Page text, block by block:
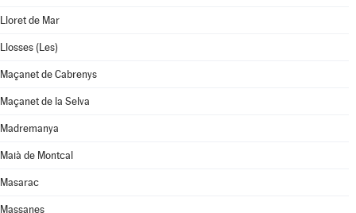
Lloret de Mar
Llosses (Les)
Maçanet de Cabrenys
Maçanet de la Selva
Madremanya
Maià de Montcal
Masarac
Massanes